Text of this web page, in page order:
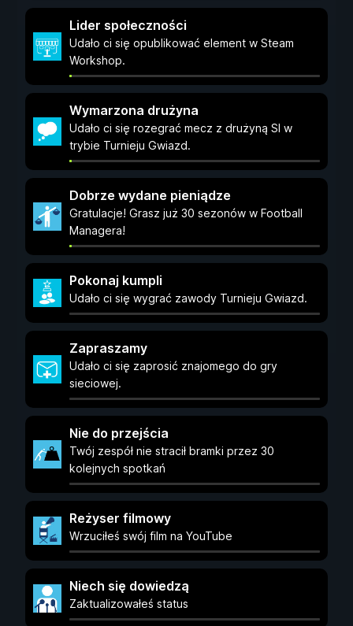
Lider społeczności
Udało ci się opublikować element w Steam
Workshop.
Wymarzona drużyna
Udało ci się rozegrać mecz z drużyną SI w
trybie Turnieju Gwiazd.
Dobrze wydane pieniądze
Gratulacje! Grasz już 30 sezonów w Football
Managera!
Pokonaj kumpli
Udało ci się wygrać zawody Turnieju Gwiazd.
Zapraszamy
Udało ci się zaprosić znajomego do gry
sieciowej.
Nie do przejścia
Twój zespół nie stracił bramki przez 30
kolejnych spotkań
Reżyser filmowy
Wrzuciłeś swój film na YouTube
Niech się dowiedzą
Zaktualizowałeś status